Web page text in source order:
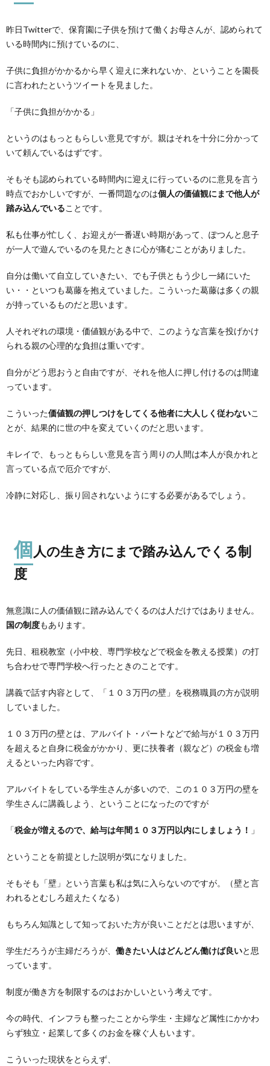
昨日Twitterで、保育園に子供を預けて働くお母さんが、認められて
いる時間内に預けているのに、
子供に負担がかかるから早く迎えに来れないか、ということを園長
に言われたというツイートを見ました。
「子供に負担がかかる」
というのはもっともらしい意見ですが。親はそれを十分に分かって
いて頼んでいるはずです。
そもそも認められている時間内に迎えに行っているのに意見を言う
時点でおかしいですが、一番問題なのは個人の価値観にまで他人が
踏み込んでいることです。
私も仕事が忙しく、お迎えが一番遅い時期があって、ぽつんと息子
が一人で遊んでいるのを見たときに心が痛むことがありました。
自分は働いて自立していきたい、でも子供ともう少し一緒にいた
い・・といつも葛藤を抱えていました。こういった葛藤は多くの親
が持っているものだと思います。
人それぞれの環境・価値観がある中で、このような言葉を投げかけ
られる親の心理的な負担は重いです。
自分がどう思おうと自由ですが、それを他人に押し付けるのは間違
っています。
こういった価値観の押しつけをしてくる他者に大人しく従わないこ
とが、結果的に世の中を変えていくのだと思います。
キレイで、もっともらしい意見を言う周りの人間は本人が良かれと
言っている点で厄介ですが、
冷静に対応し、振り回されないようにする必要があるでしょう。
個人の生き方にまで踏み込んでくる制
度
無意識に人の価値観に踏み込んでくるのは人だけではありません。
国の制度もあります。
先日、租税教室（小中校、専門学校などで税金を教える授業）の打
ち合わせで専門学校へ行ったときのことです。
講義で話す内容として、「１０３万円の壁」を税務職員の方が説明
していました。
１０３万円の壁とは、アルバイト・パートなどで給与が１０３万円
を超えると自身に税金がかかり、更に扶養者（親など）の税金も増
えるといった内容です。
アルバイトをしている学生さんが多いので、この１０３万円の壁を
学生さんに講義しよう、ということになったのですが
「税金が増えるので、給与は年間１０３万円以内にしましょう！ 」
ということを前提とした説明が気になりました。
そもそも「壁」という言葉も私は気に入らないのですが。（壁と言
われるとむしろ超えたくなる）
もちろん知識として知っておいた方が良いことだとは思いますが、
学生だろうが主婦だろうが、 働きたい人はどんどん働けば良いと思
っています。
制度が働き方を制限するのはおかしいという考えです。
今の時代、インフラも整ったことから学生・主婦など属性にかかわ
らず独立・起業して多くのお金を稼ぐ人もいます。
こういった現状をとらえず、